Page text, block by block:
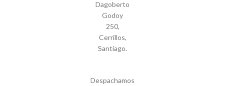
Dagoberto
Godoy
250,
Cerrillos,
Santiago.
Despachamos